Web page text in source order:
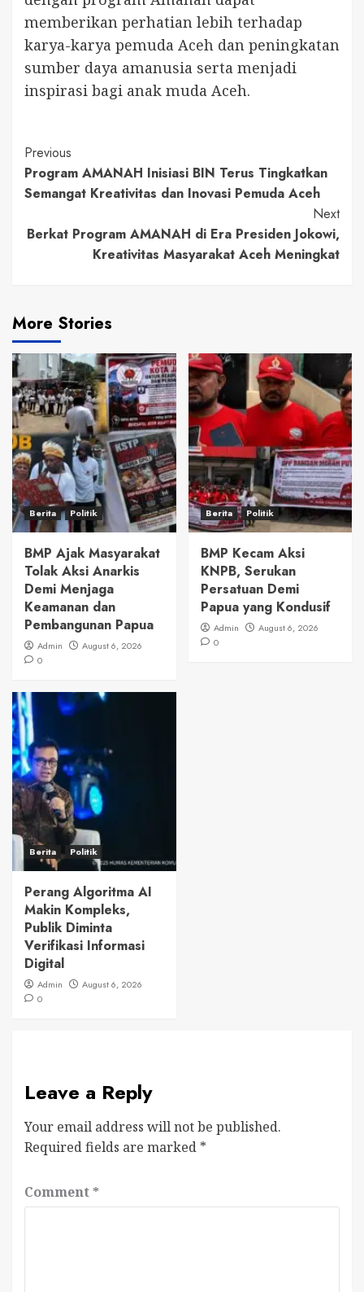
memberikan perhatian lebih terhadap
karya-karya pemuda Aceh dan peningkatan
sumber daya amanusia serta menjadi
inspirasi bagi anak muda Aceh.
Continue
Reading
Previous
Program AMANAH Inisiasi BIN Terus Tingkatkan
Semangat Kreativitas dan Inovasi Pemuda Aceh
Next
Berkat Program AMANAH di Era Presiden Jokowi,
Kreativitas Masyarakat Aceh Meningkat
More Stories
Berita Politik
BMP Ajak Masyarakat
Tolak Aksi Anarkis
Demi Menjaga
Keamanan dan
Pembangunan Papua
Admin
August 6, 2026
0
Berita Politik
BMP Kecam Aksi
KNPB, Serukan
Persatuan Demi
Papua yang Kondusif
Admin
August 6, 2026
0
Berita Politik
Perang Algoritma AI
Makin Kompleks,
Publik Diminta
Verifikasi Informasi
Digital
Admin
August 6, 2026
0
Leave a Reply
Your email address will not be published.
Required fields are marked *
Comment *